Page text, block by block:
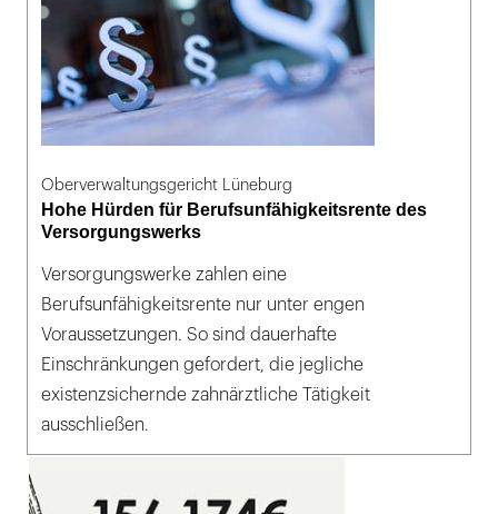
Oberverwaltungsgericht Lüneburg
Hohe Hürden für Berufsunfähigkeitsrente des
Versorgungswerks
Versorgungswerke zahlen eine
Berufsunfähigkeitsrente nur unter engen
Voraussetzungen. So sind dauerhafte
Einschränkungen gefordert, die jegliche
existenzsichernde zahnärztliche Tätigkeit
ausschließen.